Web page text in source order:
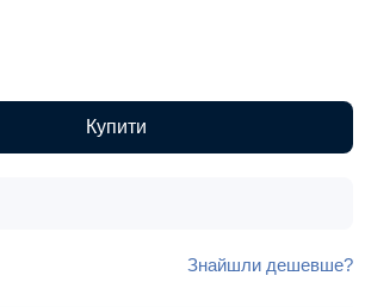
Купити
Знайшли дешевше?